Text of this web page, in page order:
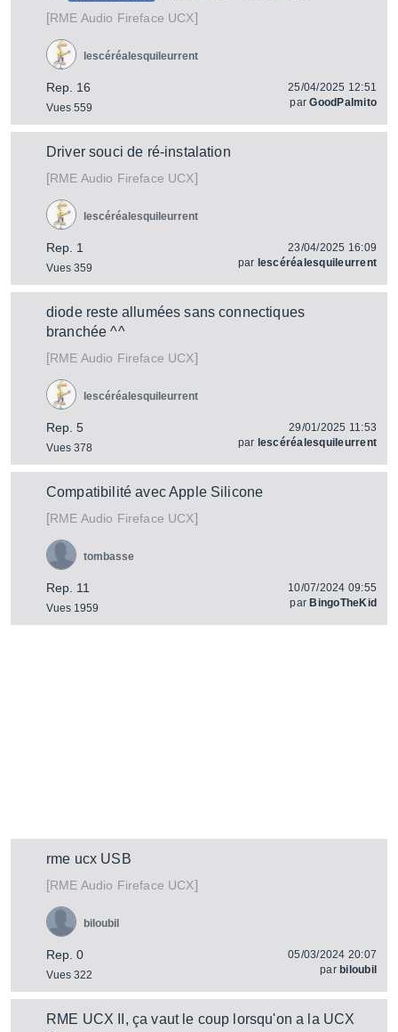
[RME Audio Fireface UCX]
Rep. 16
Vues 559
lescéréalesquileurrent
25/04/2025 12:51
parGoodPalmito
Driver souci de ré-instalation
[RME Audio Fireface UCX]
Rep. 1
Vues 359
lescéréalesquileurrent
23/04/2025 16:09
par lescéréalesquileurrent
diode reste allumées sans connectiques
branchée ^^
[RME Audio Fireface UCX]
Rep. 5
Vues 378
lescéréalesquileurrent
29/01/2025 11:53
par lescéréalesquileurrent
Compatibilité avec Apple Silicone
[RME Audio Fireface UCX]
Rep. 11
Vues 1959
tombasse
10/07/2024 09:55
par BingoTheKid
rme ucx USB
[RME Audio Fireface UCX]
Rep. 0
Vues 322
biloubil
05/03/2024 20:07
par biloubil
RME UCX II, ça vaut le coup lorsqu'on a la UCX